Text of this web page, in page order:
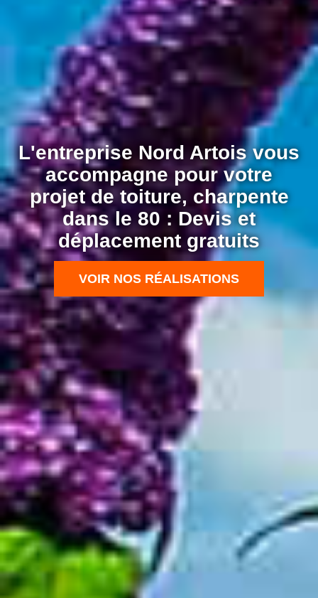
L'entreprise Nord Artois vous
accompagne pour votre
projet de toiture, charpente
dans le 80 : Devis et
déplacement gratuits
VOIR NOS RÉALISATIONS